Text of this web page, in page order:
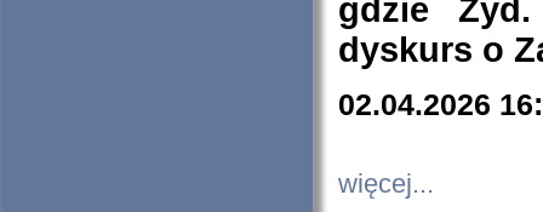
gdzie
dyskurs o
02.04.2026
więcej...